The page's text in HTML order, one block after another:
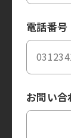
電話番号
お問い